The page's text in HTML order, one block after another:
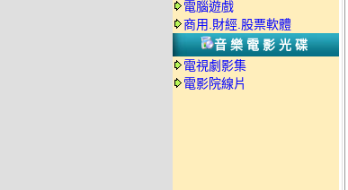
電腦遊戲
商用.財經.股票軟體
音樂電影光碟
電視劇影集
電影院線片